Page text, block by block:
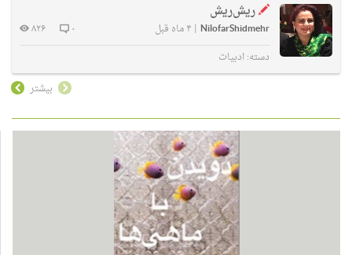
ریش‌ریش
NilofarShidmehr
| ۴ ماه قبل ۰
۸۲۶
دسته:ادبیات
بیشتر